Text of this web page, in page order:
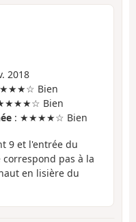
2018
Bien
Bien
: ★★★★☆ Bien
9 et l'entrée du
pas à la
en lisière du